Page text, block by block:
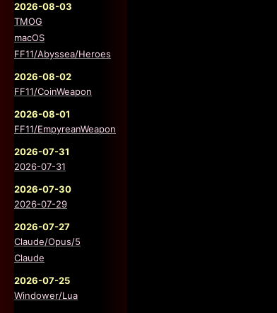
2026-08-03
TMOG
macOS
FF11/Abyssea/Heroes
2026-08-02
FF11/CoinWeapon
2026-08-01
FF11/EmpyreanWeapon
2026-07-31
2026-07-31
2026-07-30
2026-07-29
2026-07-27
Claude/Opus/5
Claude
2026-07-25
Windower/Lua